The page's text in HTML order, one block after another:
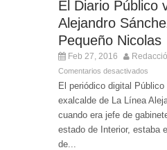
Presentado el IV Torneo de
de San Roque, que se
próxima
El Diario Público
Alejandro
Pequeño Nicolas
Feb 27, 2016
Comentarios desactivados
El periódico digital Público
exalcalde de La Línea
cuando era jefe de
estado de Interior, estaba
de...